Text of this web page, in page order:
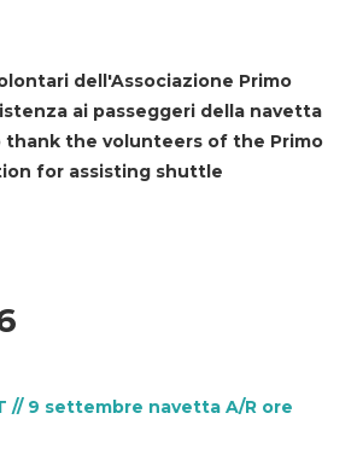
dell'Associazione Primo
ai passeggeri della navetta
thank the volunteers of the Primo
for assisting shuttle
// 9 settembre navetta A/R ore